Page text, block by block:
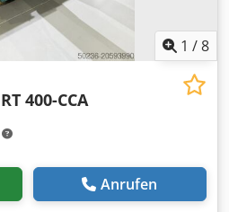
1 /8
RT 400-CCA
Anrufen